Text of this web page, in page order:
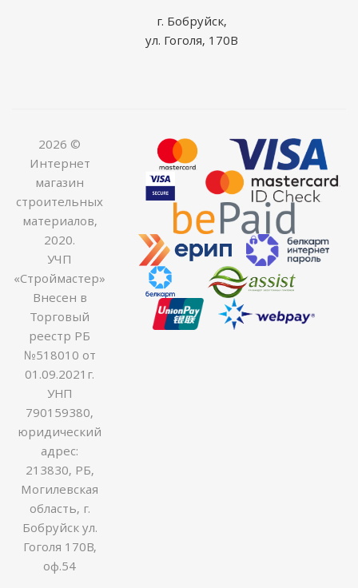
г. Бобруйск,
ул. Гоголя, 170В
2026 ©
Интернет
магазин
строительных
материалов,
2020.
УЧП
«Строймастер»
Внесен в
Торговый
реестр РБ
№518010 от
01.09.2021г.
УНП
790159380,
юридический
адрес:
213830, РБ,
Могилевская
область, г.
Бобруйск ул.
Гоголя 170В,
оф.54